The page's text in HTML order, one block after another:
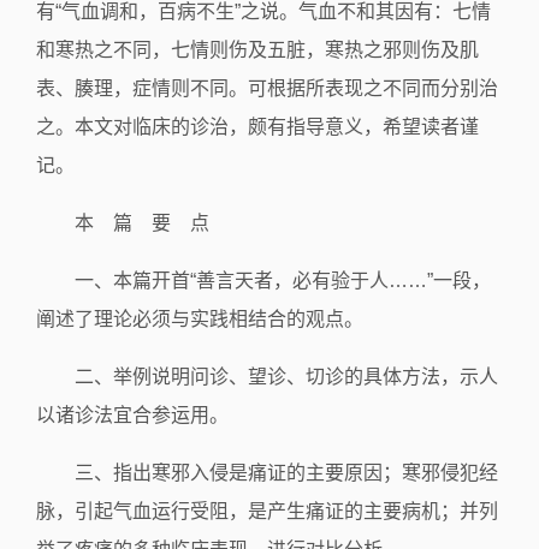
有“气血调和，百病不生”之说。气血不和其因有：七情
和寒热之不同，七情则伤及五脏，寒热之邪则伤及肌
表、腠理，症情则不同。可根据所表现之不同而分别治
之。本文对临床的诊治，颇有指导意义，希望读者谨
记。
本 篇 要 点
一、本篇开首“善言天者，必有验于人……”一段，
阐述了理论必须与实践相结合的观点。
二、举例说明问诊、望诊、切诊的具体方法，示人
以诸诊法宜合参运用。
三、指出寒邪入侵是痛证的主要原因；寒邪侵犯经
脉，引起气血运行受阻，是产生痛证的主要病机；并列